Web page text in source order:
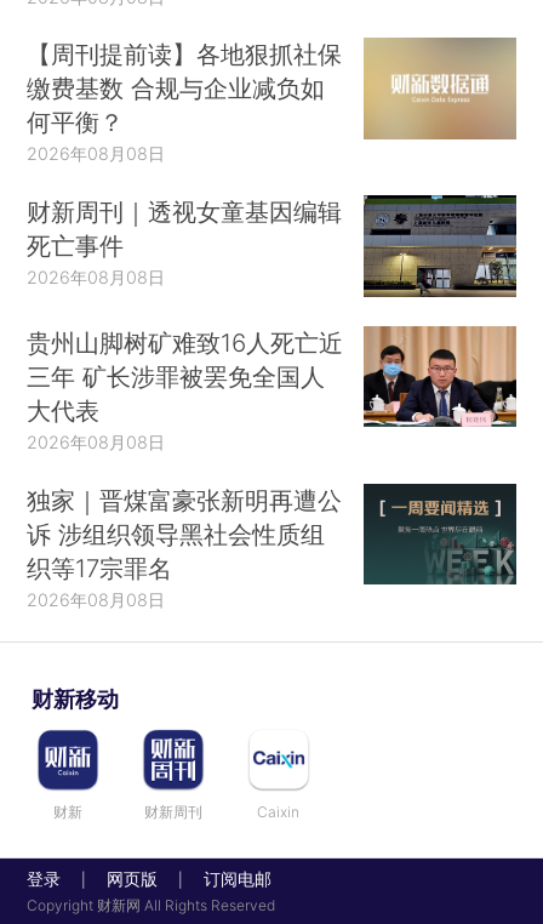
【周刊提前读】各地狠抓社保
缴费基数 合规与企业减负如
何平衡？
2026年08月08日
财新周刊｜透视女童基因编辑
死亡事件
2026年08月08日
贵州山脚树矿难致16人死亡近
三年 矿长涉罪被罢免全国人
大代表
2026年08月08日
独家｜晋煤富豪张新明再遭公
诉 涉组织领导黑社会性质组
织等17宗罪名
2026年08月08日
财新移动
财新 财新周刊 Caixin
登录 网页版 订阅电邮
Copyright 财新网 All Rights Reserved